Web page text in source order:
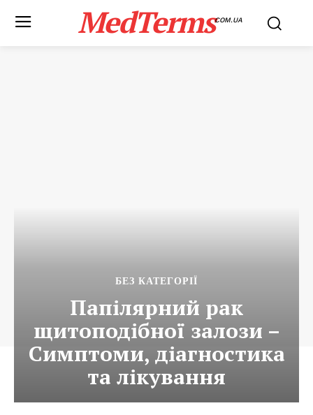
MedTermsCOM.UA
БЕЗ КАТЕГОРІЇ
Папілярний рак
щитоподібної залози –
Симптоми, діагностика
та лікування